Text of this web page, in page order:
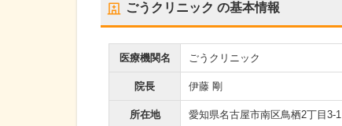
ごうクリニック の基本情報
医療機関名 ごうクリニック
院長 伊藤 剛
所在地 愛知県名古屋市南区鳥栖2丁目3-1